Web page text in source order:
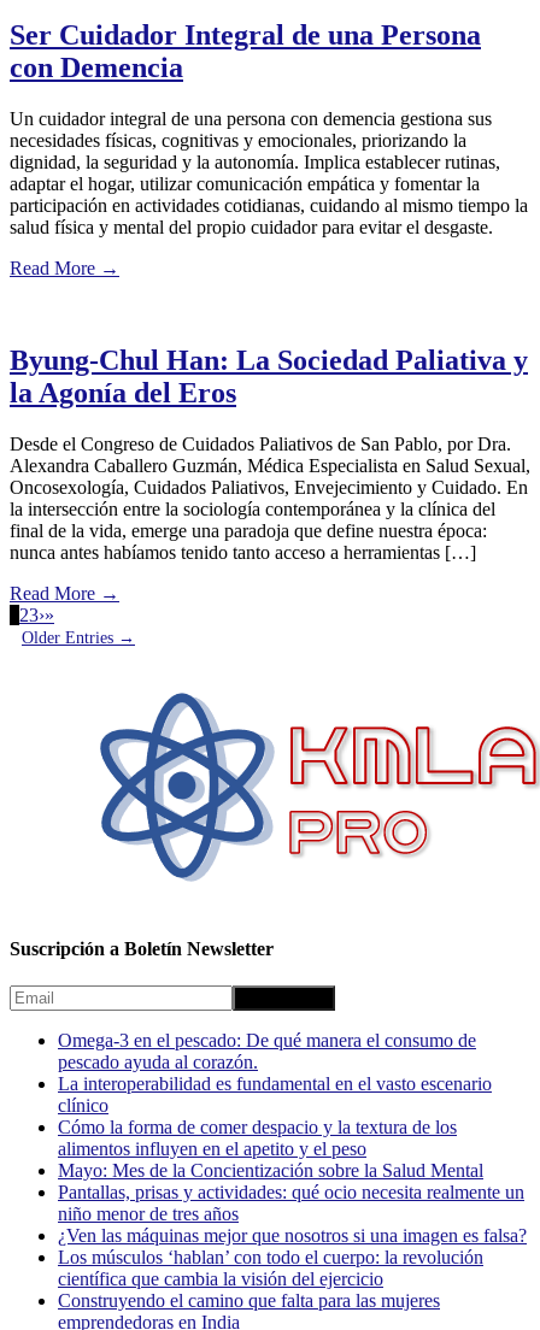
Ser Cuidador Integral de una Persona
con Demencia
Un cuidador integral de una persona con demencia gestiona sus
necesidades físicas, cognitivas y emocionales, priorizando la
dignidad, la seguridad y la autonomía. Implica establecer rutinas,
adaptar el hogar, utilizar comunicación empática y fomentar la
participación en actividades cotidianas, cuidando al mismo tiempo la
salud física y mental del propio cuidador para evitar el desgaste.
Read More →
Byung-Chul Han: La Sociedad Paliativa y
la Agonía del Eros
Desde el Congreso de Cuidados Paliativos de San Pablo, por Dra.
Alexandra Caballero Guzmán, Médica Especialista en Salud Sexual,
Oncosexología, Cuidados Paliativos, Envejecimiento y Cuidado. En
la intersección entre la sociología contemporánea y la clínica del
final de la vida, emerge una paradoja que define nuestra época:
nunca antes habíamos tenido tanto acceso a herramientas […]
Read More →
23›»
Older Entries →
Suscripción a Boletín Newsletter
Omega-3 en el pescado: De qué manera el consumo de
pescado ayuda al corazón.
La interoperabilidad es fundamental en el vasto escenario
clínico
Cómo la forma de comer despacio y la textura de los
alimentos influyen en el apetito y el peso
Mayo: Mes de la Concientización sobre la Salud Mental
Pantallas, prisas y actividades: qué ocio necesita realmente un
niño menor de tres años
¿Ven las máquinas mejor que nosotros si una imagen es falsa?
Los músculos ‘hablan’ con todo el cuerpo: la revolución
científica que cambia la visión del ejercicio
Construyendo el camino que falta para las mujeres
emprendedoras en India